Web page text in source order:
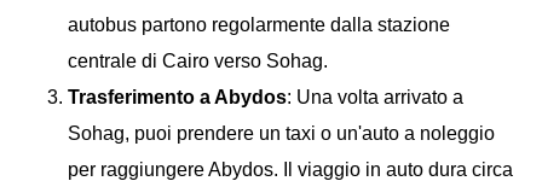
autobus partono regolarmente dalla stazione
centrale di Cairo verso Sohag.
Trasferimento a Abydos: Una volta arrivato a
Sohag, puoi prendere un taxi o un'auto a noleggio
per raggiungere Abydos. Il viaggio in auto dura circa